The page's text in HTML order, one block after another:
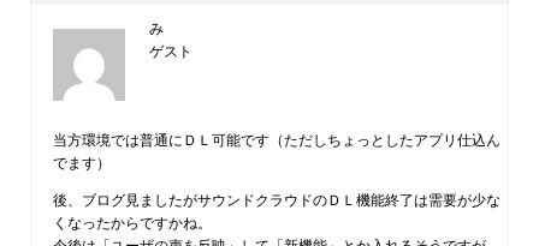
み
ゲスト
当方環境では普通にＤＬ可能です（ただしちょっとしたアプリ仕込ん
でます）
後、ブログ見ましたがサウンドクラウドのＤＬ機能終了は需要が少な
くなったからですかね。